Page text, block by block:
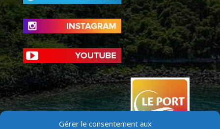
Gérer le consentement aux